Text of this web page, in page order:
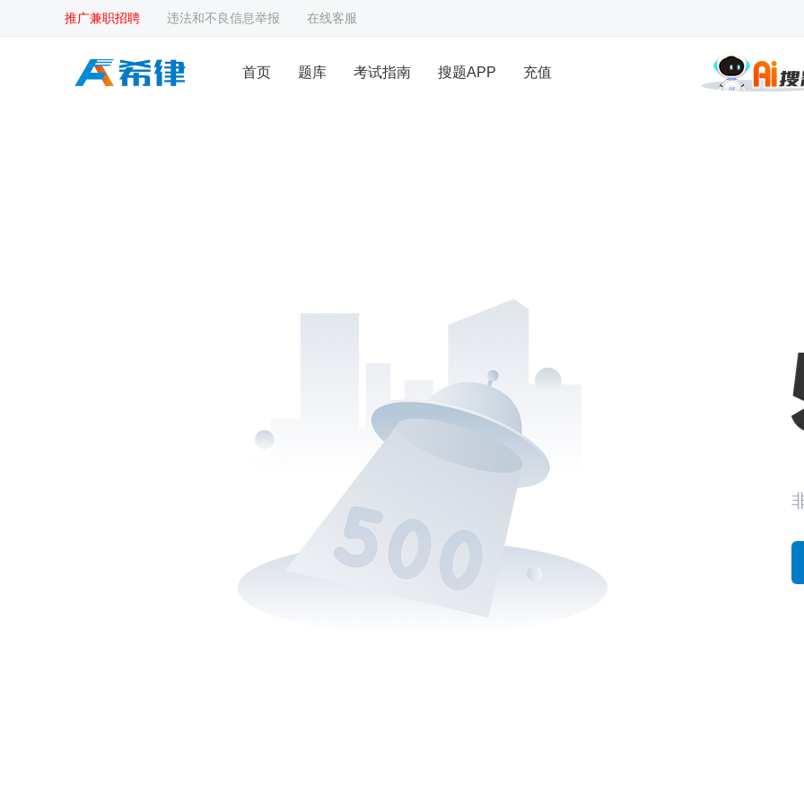
推广兼职招聘 违法和不良信息举报 在线客服
首页 题库 考试指南 搜题APP 充值